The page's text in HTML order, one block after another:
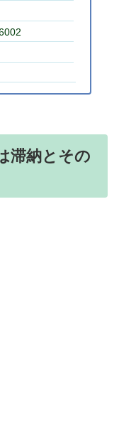
滞納とその